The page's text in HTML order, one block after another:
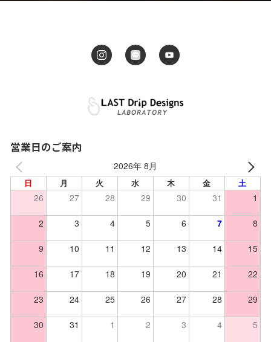
営業日のご案内
2026年 8月
日 月 火 水 木 金 土
26 27 28 29 30 31 1
2 3 4 5 6 7 8
9 10 11 12 13 14 15
16 17 18 19 20 21 22
23 24 25 26 27 28 29
30 31 1 2 3 4 5